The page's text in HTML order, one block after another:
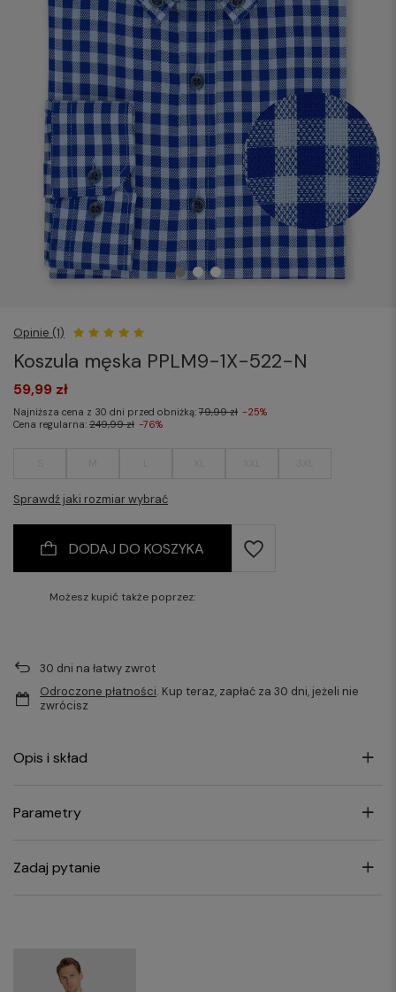
Opinie (1)
Koszula męska PPLM9-1X-522-N
Sprawdź jaki rozmiar wybrać
59,99 zł
Najniższa cena z 30 dni przed obniżką: 79,99 zł -25%
Cena regularna: 249,99 zł -76%
DODAJ DO KOSZYKA
Możesz kupić także poprzez:
30 dni na łatwy zwrot
Odroczone płatności. Kup teraz, zapłać za 30 dni, jeżeli nie
zwrócisz
Opis i skład
Parametry
Zadaj pytanie